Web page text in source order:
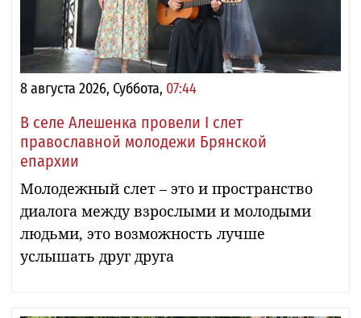
8 августа 2026, Суббота, 07:44
В селе Алешенка провели I слет
православной молодежи Брянской
епархии
Молодежный слет – это и пространство
диалога между взрослыми и молодыми
людьми, это возможность лучше
услышать друг друга